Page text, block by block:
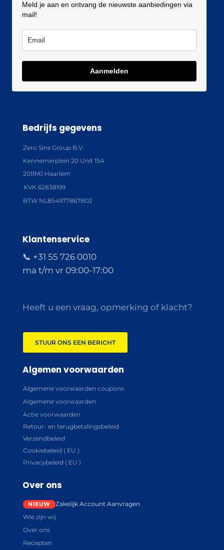
Meld je aan en ontvang de nieuwste aanbiedingen via
mail!
Aanmelden
Bedrijfs gegevens
Zero Sins Group B.V.
Kennemerplein 20 Unit 15A
2011MJ Haarlem
KVK 62838199
BTW NL854977867B02
Klantenservice
📞 +31 55 726 0010
ma t/m vr 09:00-17:00
Heeft u een vraag, opmerking of klacht?
STUUR ONS EEN BERICHT
Algemen voorwaarden
Algemene voorwaarden coupons
Algemene voorwaarden
Actie voorwaarden
Retour- en terugbetalingsbeleid
Verzendbeleid
Cookiebeleid ( EU )
Privacybeleid ( EU )
Over ons
Zakelijk Account Aanvragen
Wie zijn wij
Over ons
Recepten